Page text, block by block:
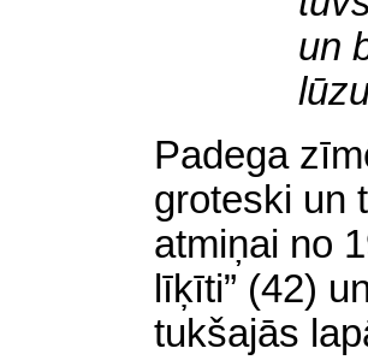
un
Padega
groteski un
atmiņai no
līķīti” (42)
tukšajās